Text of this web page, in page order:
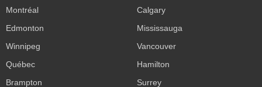
Montréal
Calgary
Edmonton
Mississauga
Winnipeg
Vancouver
Québec
Hamilton
Brampton
Surrey